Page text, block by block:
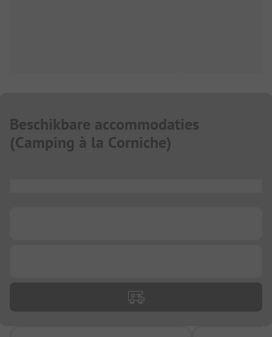
Beschikbare accommodaties
(Camping à la Corniche)